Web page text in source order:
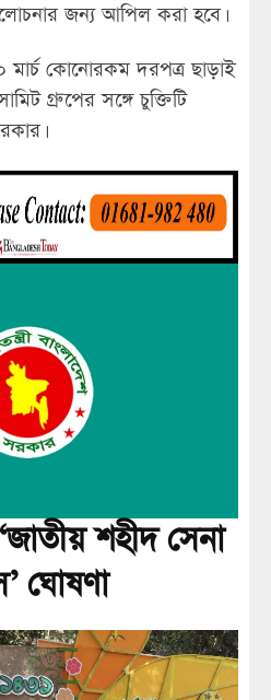
জন্য আপিল করা হবে।
মার্চ কোনোরকম দরপত্র ছাড়াই
গ্রুপের সঙ্গে চুক্তিটি
শহীদ সেনা
ঘোষণা